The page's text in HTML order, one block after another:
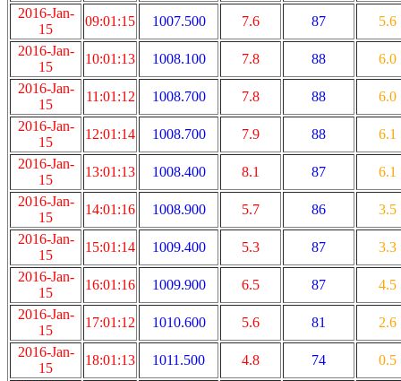
2016-Jan-
15
09:01:15 1007.500 7.6 87
5.6
2016-Jan-
15
10:01:13 1008.100 7.8 88
6.0
2016-Jan-
15
11:01:12 1008.700 7.8 88
6.0
2016-Jan-
15
12:01:14 1008.700 7.9 88
6.1
2016-Jan-
15
13:01:13 1008.400 8.1 87
6.1
2016-Jan-
15
14:01:16 1008.900 5.7 86
3.5
2016-Jan-
15
15:01:14 1009.400 5.3 87
3.3
2016-Jan-
15
16:01:16 1009.900 6.5 87
4.5
2016-Jan-
15
17:01:12 1010.600 5.6 81
2.6
2016-Jan-
15
18:01:13 1011.500 4.8 74
0.5